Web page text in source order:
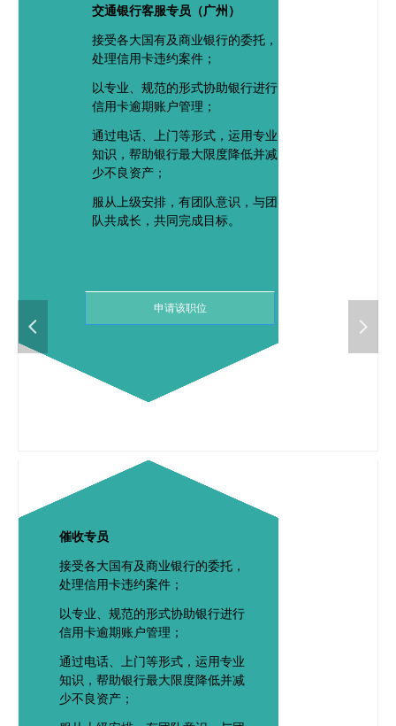
交通银行客服专员（广州）
接受各大国有及商业银行的委托，
处理信用卡违约案件；
以专业、规范的形式协助银行进行
信用卡逾期账户管理；
通过电话、上门等形式，运用专业
知识，帮助银行最大限度降低并减
少不良资产；
服从上级安排，有团队意识，与团
队共成长，共同完成目标。
申请该职位
催收专员
接受各大国有及商业银行的委托，
处理信用卡违约案件；
以专业、规范的形式协助银行进行
信用卡逾期账户管理；
通过电话、上门等形式，运用专业
知识，帮助银行最大限度降低并减
少不良资产；
넳 넲